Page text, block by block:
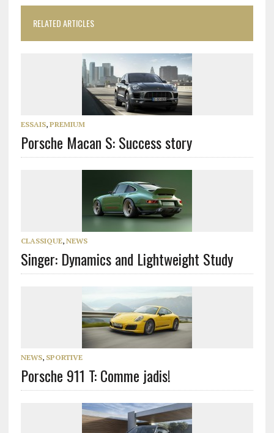
RELATED ARTICLES
ESSAIS, PREMIUM
Porsche Macan S: Success story
CLASSIQUE, NEWS
Singer: Dynamics and Lightweight Study
NEWS, SPORTIVE
Porsche 911 T: Comme jadis!